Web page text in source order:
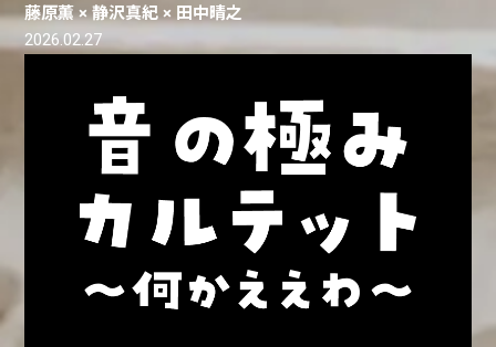
藤原薫 × 静沢真紀 × 田中晴之
2026.02.27